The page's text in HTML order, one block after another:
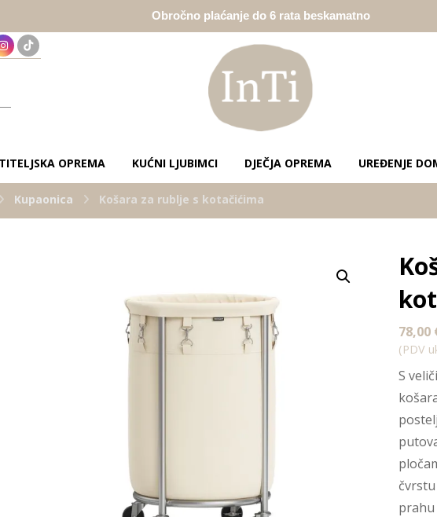
Obročno plaćanje do 6 rata beskamatno
OPREMA KUĆNI LJUBIMCI DJEČJA OPREMA UREĐENJE
Kupaonica Košara za rublje s kotačićima
78,00
(PDV
S